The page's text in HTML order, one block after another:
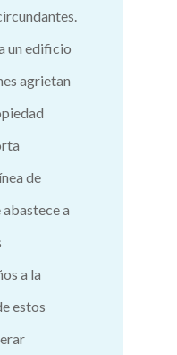
un edificio
agrietan
de
a
a la
estos